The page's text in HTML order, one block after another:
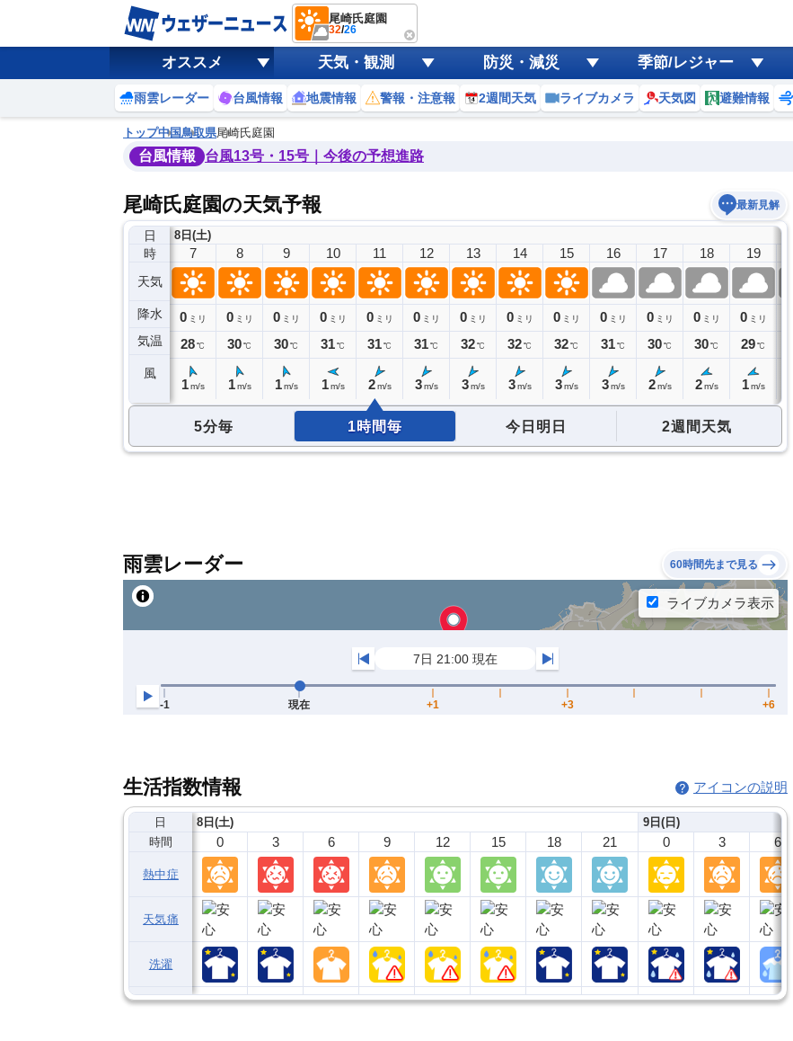
尾崎氏庭園
32/26
オススメ 天気・観測 防災・減災 季節/レジャー
雨雲レーダー 台風情報 地震情報 警報・注意報 2週間天気 ライブカメラ 天気図 避難情報
トップ中国鳥取県尾崎氏庭園
台風情報 台風13号・15号｜今後の予想進路
尾崎氏庭園の天気予報 最新見解
日
時
天気
降水
気温
風
8日(土)
6
0ミリ
26℃
7
0 ミリ
28℃
1 m/s
8
0 ミリ
30℃
1 m/s
9
0 ミリ
30℃
1 m/s
10
0 ミリ
31℃
1 m/s
11
0 ミリ
31℃
2 m/s
12
0 ミリ
31℃
3 m/s
13
0 ミリ
32℃
3 m/s
14
0 ミリ
32℃
3 m/s
15
0 ミリ
32℃
3 m/s
16
0 ミリ
31℃
3 m/s
17
0 ミリ
30℃
2 m/s
18
0 ミリ
30℃
2 m/s
19
0 ミリ
29℃
1 m/s
5分毎 1時間毎 今日明日 2週間天気
雨雲レーダー 60時間先まで見る
生活指数情報 アイコンの説明
日
時間
熱中症
天気痛
洗濯
8日(土)
0 3 6 9 12 15 18 21
9日(日)
0 3 6